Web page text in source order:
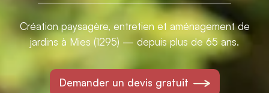
Création paysagère, entretien et aménagement de
jardins à Mies (1295) — depuis plus de 65 ans.
Demander un devis gratuit